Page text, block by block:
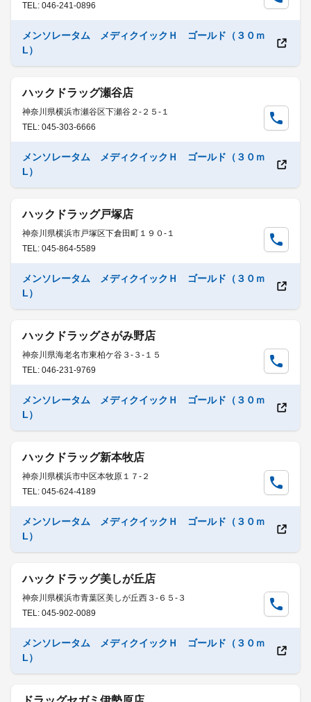
TEL: 046-241-0896
メンソレータム メディクイックＨ ゴールド（３０ｍ
L）
ハックドラッグ瀬谷店
神奈川県横浜市瀬谷区下瀬谷２-２５-１
TEL: 045-303-6666
メンソレータム メディクイックＨ ゴールド（３０ｍ
L）
ハックドラッグ戸塚店
神奈川県横浜市戸塚区下倉田町１９０-１
TEL: 045-864-5589
メンソレータム メディクイックＨ ゴールド（３０ｍ
L）
ハックドラッグさがみ野店
神奈川県海老名市東柏ケ谷３-３-１５
TEL: 046-231-9769
メンソレータム メディクイックＨ ゴールド（３０ｍ
L）
ハックドラッグ新本牧店
神奈川県横浜市中区本牧原１７-２
TEL: 045-624-4189
メンソレータム メディクイックＨ ゴールド（３０ｍ
L）
ハックドラッグ美しが丘店
神奈川県横浜市青葉区美しが丘西３-６５-３
TEL: 045-902-0089
メンソレータム メディクイックＨ ゴールド（３０ｍ
L）